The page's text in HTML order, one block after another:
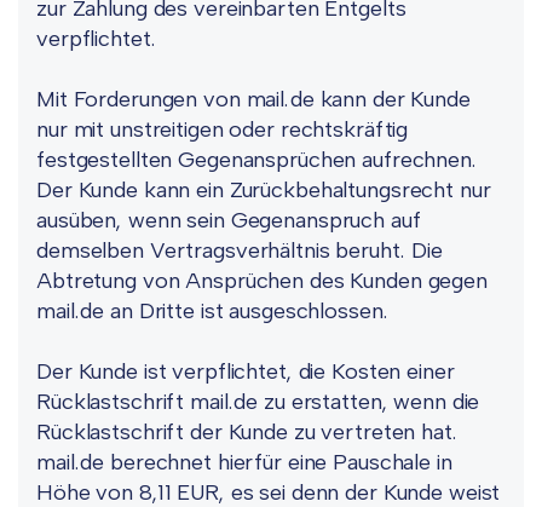
zur Zahlung des vereinbarten Entgelts
verpflichtet.
Mit Forderungen von mail.de kann der Kunde
nur mit unstreitigen oder rechtskräftig
festgestellten Gegenansprüchen aufrechnen.
Der Kunde kann ein Zurückbehaltungsrecht nur
ausüben, wenn sein Gegenanspruch auf
demselben Vertragsverhältnis beruht. Die
Abtretung von Ansprüchen des Kunden gegen
mail.de an Dritte ist ausgeschlossen.
Der Kunde ist verpflichtet, die Kosten einer
Rücklastschrift mail.de zu erstatten, wenn die
Rücklastschrift der Kunde zu vertreten hat.
mail.de berechnet hierfür eine Pauschale in
Höhe von 8,11 EUR, es sei denn der Kunde weist